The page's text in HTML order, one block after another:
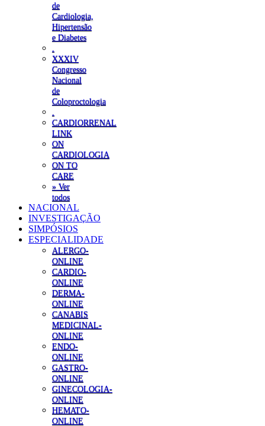
de
Cardiologia,
Hipertensão
e Diabetes
XXXIV
Congresso
Nacional
de
Coloproctologia
CARDIORRENAL
LINK
ON
CARDIOLOGIA
ON TO
CARE
» Ver
todos
NACIONAL
INVESTIGAÇÃO
SIMPÓSIOS
ESPECIALIDADE
ALERGO-
ONLINE
CARDIO-
ONLINE
DERMA-
ONLINE
CANABIS
MEDICINAL-
ONLINE
ENDO-
ONLINE
GASTRO-
ONLINE
GINECOLOGIA-
ONLINE
HEMATO-
ONLINE